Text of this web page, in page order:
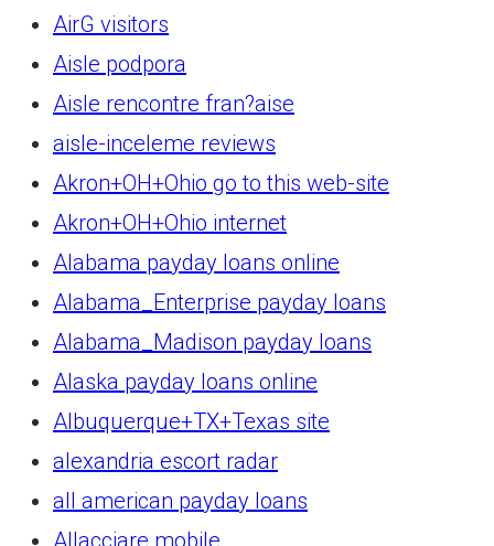
AirG visitors
Aisle podpora
Aisle rencontre fran?aise
aisle-inceleme reviews
Akron+OH+Ohio go to this web-site
Akron+OH+Ohio internet
Alabama payday loans online
Alabama_Enterprise payday loans
Alabama_Madison payday loans
Alaska payday loans online
Albuquerque+TX+Texas site
alexandria escort radar
all american payday loans